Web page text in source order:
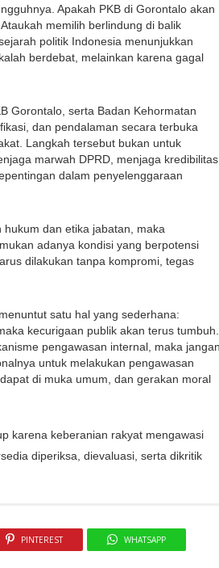
Apakah PKB di Gorontalo akan
memilih berlindung di balik
politik Indonesia menunjukkan
berdebat, melainkan karena gagal
Gorontalo, serta Badan Kehormatan
dan pendalaman secara terbuka
Langkah tersebut bukan untuk
marwah DPRD, menjaga kredibilitas
dalam penyelenggaraan
dan etika jabatan, maka
adanya kondisi yang berpotensi
dilakukan tanpa kompromi, tegas
satu hal yang sederhana:
kecurigaan publik akan terus tumbuh.
pengawasan internal, maka jangan
untuk melakukan pengawasan
di muka umum, dan gerakan moral
karena keberanian rakyat mengawasi
diperiksa, dievaluasi, serta dikritik
PINTEREST WHATSAPP